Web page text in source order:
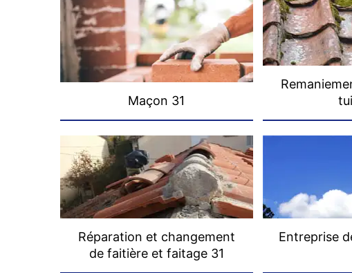
Maçon 31
Réparation et changement
de faitière et faitage 31
Entreprise